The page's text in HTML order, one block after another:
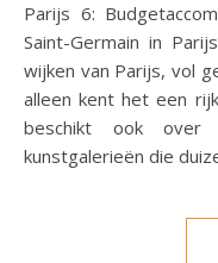
Parijs 6:
Saint-Germain in
wijken van Parijs, vol
alleen kent het een
beschikt ook over
kunstgalerieën die